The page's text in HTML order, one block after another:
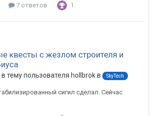
7 ответов 1
квесты с жезлом строителя и
тему пользователя hollbrok в SkyTech
сигил сделал. Сейчас